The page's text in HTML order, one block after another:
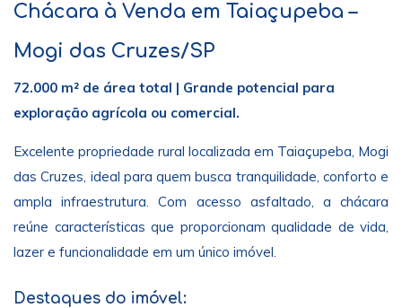
Chácara à Venda em Taiaçupeba –
Mogi das Cruzes/SP
72.000 m² de área total | Grande potencial para
exploração agrícola ou comercial.
Excelente propriedade rural localizada em Taiaçupeba, Mogi
das Cruzes, ideal para quem busca tranquilidade, conforto e
ampla infraestrutura. Com acesso asfaltado, a chácara
reúne características que proporcionam qualidade de vida,
lazer e funcionalidade em um único imóvel.
Destaques do imóvel: